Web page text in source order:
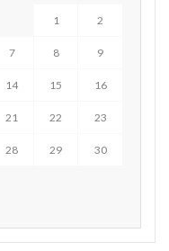
1 2
7 8 9
14 15 16
21 22 23
28 29 30